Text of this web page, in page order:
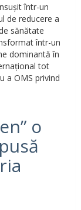
într-un
de reducere a
sănătate
într-un
dominantă în
tot
a OMS privind
o